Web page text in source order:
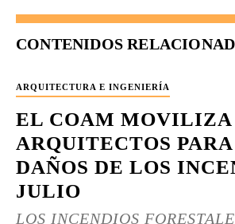
CONTENIDOS
ARQUITECTURA E INGENIERÍA
EL COAM MOVILIZA
ARQUITECTOS
DAÑOS DE LOS
JULIO
LOS INCENDIOS